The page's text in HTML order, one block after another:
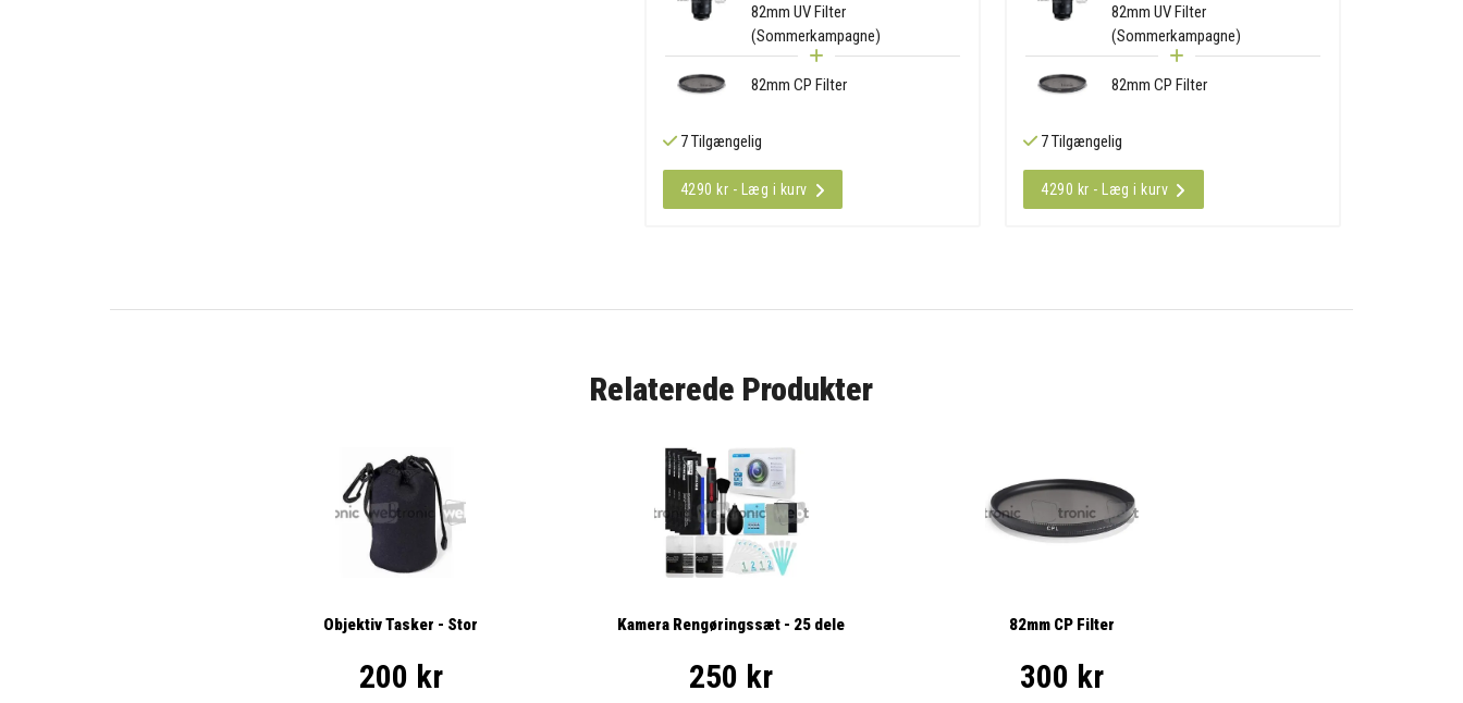
82mm UV Filter
(Sommerkampagne)
82mm CP Filter
7 Tilgængelig
4290 kr - Læg i kurv
82mm UV Filter
(Sommerkampagne)
82mm CP Filter
7 Tilgængelig
4290 kr - Læg i kurv
Relaterede Produkter
Objektiv Tasker - Stor
200 kr
Kamera Rengøringssæt - 25 dele
250 kr
82mm CP Filter
300 kr